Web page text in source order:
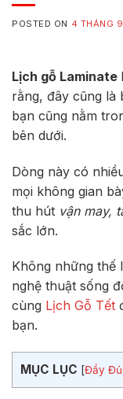
POSTED ON 4 THÁNG
Lịch gỗ Laminate
rằng, đây cũng là
bạn cũng nằm
bên dưới.
Dòng này có
mọi không gian
thu hút vận may,
sắc lớn.
Không những thế
nghệ thuật sống
cùng Lịch Gỗ Tết
bạn.
MỤC LỤC [Đầy Đủ